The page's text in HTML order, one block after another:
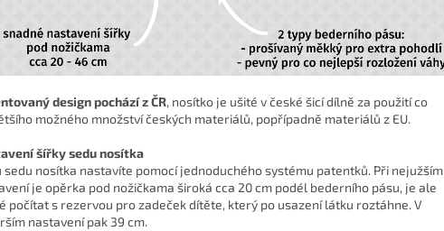
design pochází z ČR, nosítko je ušité v české šicí dílně za použití co
možného množství českých materiálů, popřípadně materiálů z EU.
šířky sedu nosítka
sedu nosítka nastavíte pomocí jednoduchého systému patentků. Při nejužším
je opěrka pod nožičkama široká cca 20 cm podél bederního pásu, je ale
počítat s rezervou pro zadeček dítěte, který po usazení látku roztáhne. V
nastavení pak 39 cm.